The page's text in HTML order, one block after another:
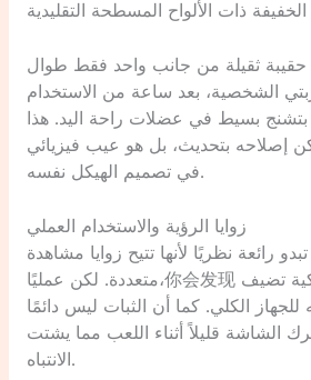
حقيبة ثقيلة من جانب واحد فقط طوال
الشخصية، بعد ساعة من الاستخدام
بتشنج بسيط في عضلات راحة اليد. هذا
إصلاحه بتحديث، بل هو عيب فيزيائي
في تصميم الهيكل نفسه.
زوايا الرؤية والاستخدام العملي
رائعة نظريًا لأنها تتيح زوايا مشاهدة
متعددة. لكن عمليًا،你会发现 أن المفاصل الميكانيكية تضيف
الكلي. كما أن الثبات ليس دائمًا
الشاشة قليلاً أثناء اللعب مما يشتت
الانتباه.